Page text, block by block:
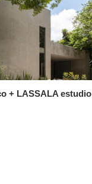
+ LASSALA estudio